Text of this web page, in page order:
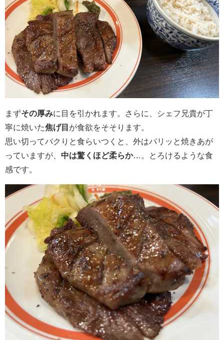
まずその厚みに目を引かれます。さらに、シェフ兄貴が丁
寧に焼いた焦げ目 が食欲をそそります。
思い切ってバクりと食らいつくと、外はパリッと焼きあが
っていますが、 中は驚くほど柔らか…。とろけるような食
感です。